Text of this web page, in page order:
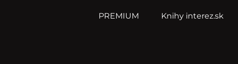
PREMIUM Knihy interez.sk